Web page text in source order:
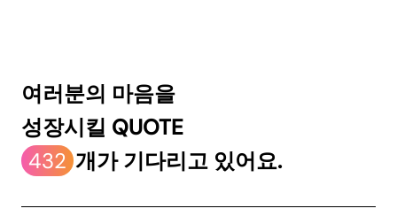
newsletter
소중한 자신의 가치를 찾도록 도와주는
여러분의 마음을
성장시킬 QUOTE
432 개가 기다리고 있어요.